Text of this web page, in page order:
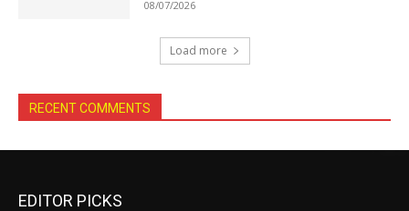
08/07/2026
Load more
RECENT COMMENTS
EDITOR PICKS